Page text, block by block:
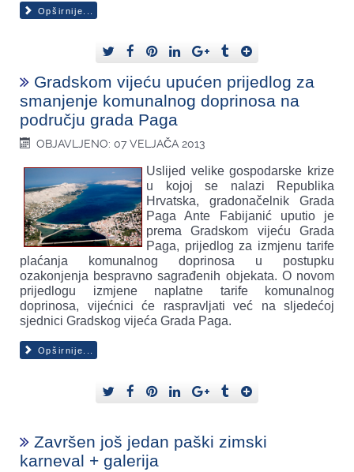
Opširnije...
Gradskom vijeću upućen prijedlog za
smanjenje komunalnog doprinosa na
području grada Paga
OBJAVLJENO: 07 VELJAČA 2013
Uslijed velike gospodarske krize
u kojoj se nalazi Republika
Hrvatska, gradonačelnik Grada
Paga Ante Fabijanić uputio je
prema Gradskom vijeću Grada
Paga, prijedlog za izmjenu tarife
plaćanja komunalnog doprinosa u postupku
ozakonjenja bespravno sagrađenih objekata. O novom
prijedlogu izmjene naplatne tarife komunalnog
doprinosa, vijećnici će raspravljati već na sljedećoj
sjednici Gradskog vijeća Grada Paga.
Opširnije...
Završen još jedan paški zimski
karneval + galerija